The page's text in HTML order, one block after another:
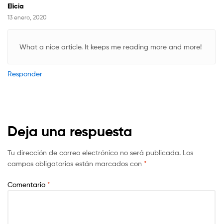
Elicia
13 enero, 2020
What a nice article. It keeps me reading more and more!
Responder
Deja una respuesta
Tu dirección de correo electrónico no será publicada. Los
campos obligatorios están marcados con *
Comentario *